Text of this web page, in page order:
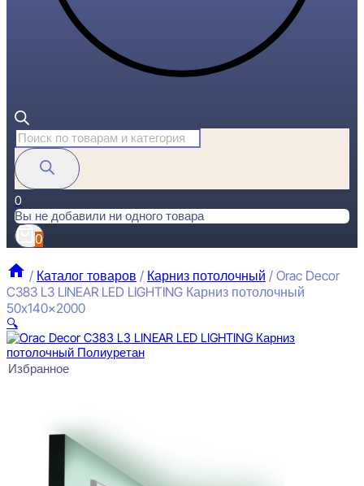
Поиск
товаров
0
Вы не добавили ни одного товара
0
/ Каталог товаров / Карниз потолочный / Orac Decor
C383 L3 LINEAR LED LIGHTING Карниз потолочный
50x140x2000
🔍
Избранное